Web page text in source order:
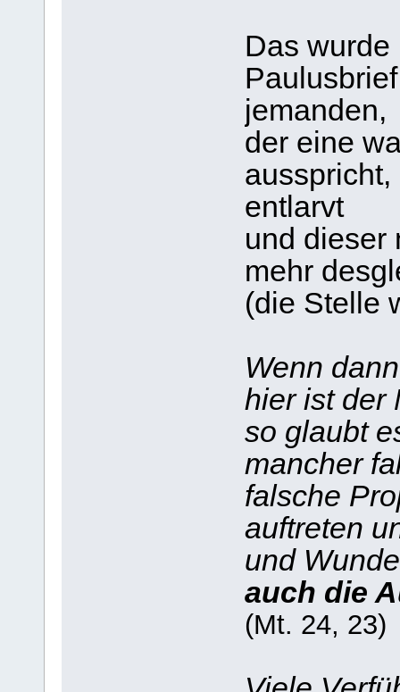
Das
jemanden,
der eine
entlarvt
und dieser
mehr
(die Stelle
Wenn
hier ist der
so glaubt
mancher
falsche
auftreten
und
auch die
(Mt. 24, 23)